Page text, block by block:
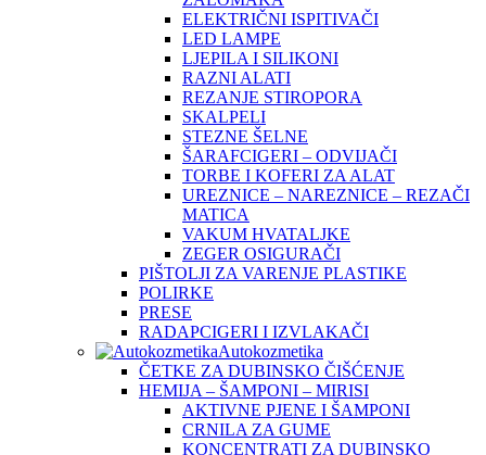
ELEKTRIČNI ISPITIVAČI
LED LAMPE
LJEPILA I SILIKONI
RAZNI ALATI
REZANJE STIROPORA
SKALPELI
STEZNE ŠELNE
ŠARAFCIGERI – ODVIJAČI
TORBE I KOFERI ZA ALAT
UREZNICE – NAREZNICE – REZAČI
MATICA
VAKUM HVATALJKE
ZEGER OSIGURAČI
PIŠTOLJI ZA VARENJE PLASTIKE
POLIRKE
PRESE
RADAPCIGERI I IZVLAKAČI
Autokozmetika
ČETKE ZA DUBINSKO ČIŠĆENJE
HEMIJA – ŠAMPONI – MIRISI
AKTIVNE PJENE I ŠAMPONI
CRNILA ZA GUME
KONCENTRATI ZA DUBINSKO